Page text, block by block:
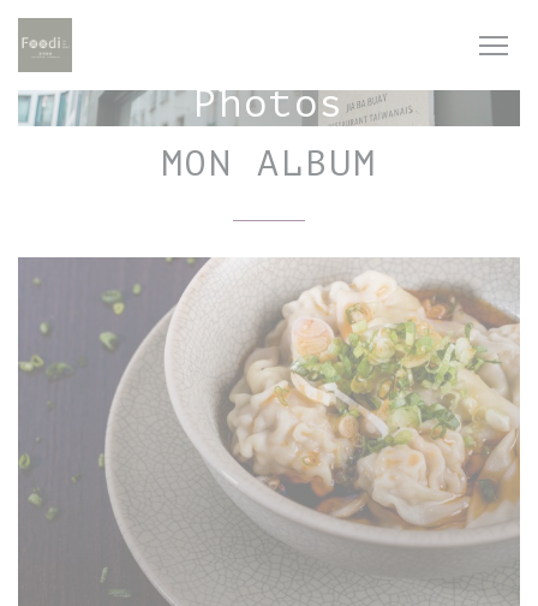
Personnalisation de vos choix en matière de cookies
Photos
MON ALBUM